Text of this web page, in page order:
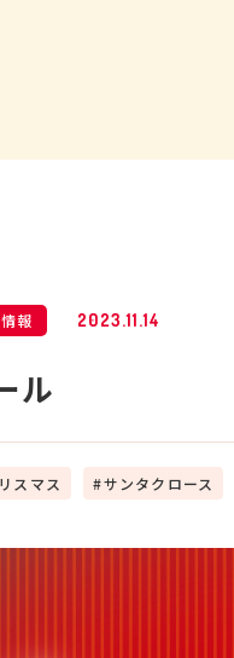
報 2023.11.14
ル
スマス サンタクロース